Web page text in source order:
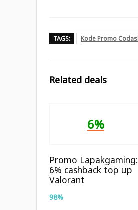
TAGS: Kode Promo
Related deals
6%
Promo Lapakgaming:
6% cashback top up
Valorant
98%